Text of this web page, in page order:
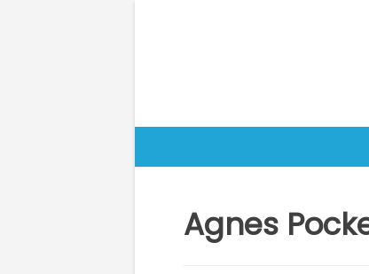
Agnes